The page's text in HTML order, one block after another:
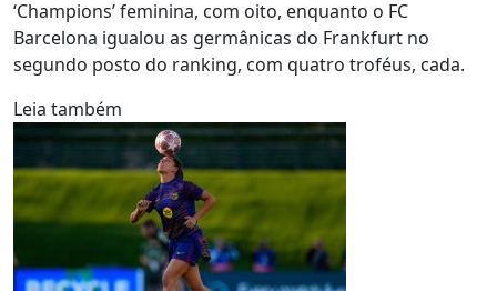
‘Champions’ feminina, com oito, enquanto o FC
Barcelona igualou as germânicas do Frankfurt no
segundo posto do ranking, com quatro troféus, cada.
Leia também